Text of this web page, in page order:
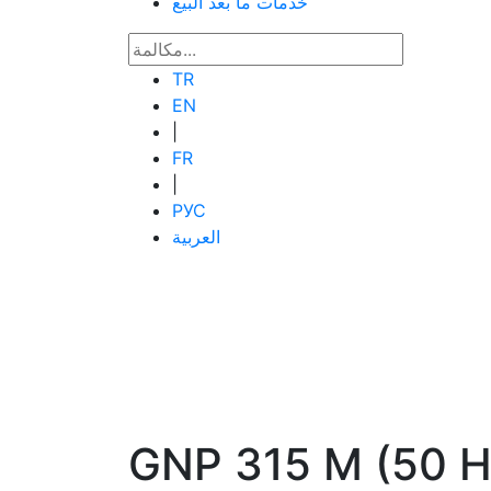
TR
EN
FR
РУС
العربية
GNP 315 M (50